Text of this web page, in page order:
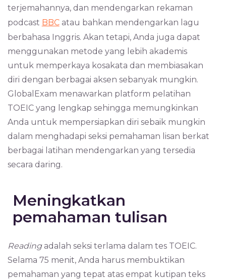
terjemahannya, dan mendengarkan rekaman
podcast BBCatau bahkan mendengarkan lagu
berbahasa Inggris. Akan tetapi, Anda juga dapat
menggunakan metode yang lebih akademis
untuk memperkaya kosakata dan membiasakan
diri dengan berbagai aksen sebanyak mungkin.
GlobalExam menawarkan platform pelatihan
TOEIC yang lengkap sehingga memungkinkan
Anda untuk mempersiapkan diri sebaik mungkin
dalam menghadapi seksi pemahaman lisan berkat
berbagai latihan mendengarkan yang tersedia
secara daring.
Meningkatkan
pemahaman tulisan
Readingadalah seksi terlama dalam tes TOEIC.
Selama 75 menit, Anda harus membuktikan
pemahaman yang tepat atas empat kutipan teks